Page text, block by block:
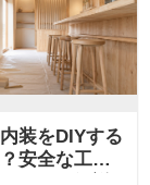
装をDIYする
安全な工事